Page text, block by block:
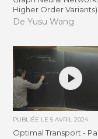
Higher Order Variants)
De Yusu Wang
PUBLIÉE LE5 AVRIL 2024
Optimal Transport -